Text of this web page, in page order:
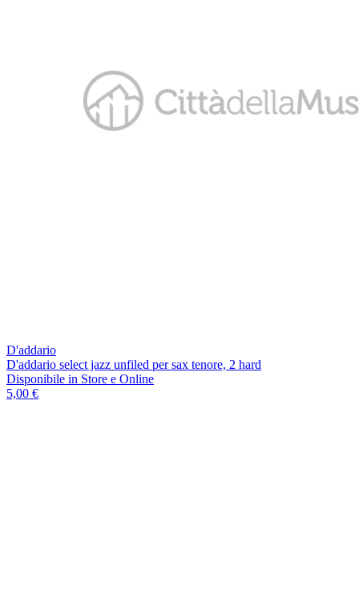
D'addario
D'addario select jazz unfiled per sax tenore, 2 hard
Disponibile in Store e Online
5,00 €